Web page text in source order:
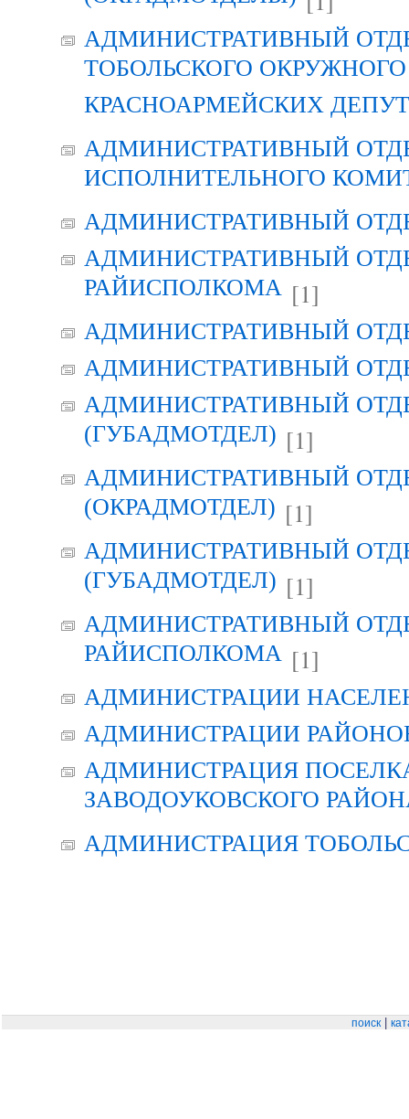
АДМИНИСТРАТИВНЫЙ
ТОБОЛЬСКОГО
КРАСНОАРМЕЙСКИХ
АДМИНИСТРАТИВНЫЙ
ИСПОЛНИТЕЛЬНОГО
АДМИНИСТРАТИВНЫЙ
АДМИНИСТРАТИВНЫЙ
РАЙИСПОЛКОМА [1]
АДМИНИСТРАТИВНЫЙ
АДМИНИСТРАТИВНЫЙ
АДМИНИСТРАТИВНЫЙ
(ГУБАДМОТДЕЛ) [1]
АДМИНИСТРАТИВНЫЙ
(ОКРАДМОТДЕЛ) [1]
АДМИНИСТРАТИВНЫЙ
(ГУБАДМОТДЕЛ) [1]
АДМИНИСТРАТИВНЫЙ
РАЙИСПОЛКОМА [1]
АДМИНИСТРАЦИИ
АДМИНИСТРАЦИИ
АДМИНИСТРАЦИЯ
ЗАВОДОУКОВСКОГО
АДМИНИСТРАЦИЯ
поиск